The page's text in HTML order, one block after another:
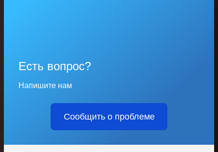
Есть вопрос?
Напишите нам
Сообщить о проблеме